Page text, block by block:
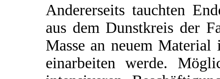
Andererseits tauchten
aus dem Dunstkreis der
Masse an neuem Material
einarbeiten werde.